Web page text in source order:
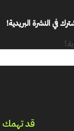
في النشرة البريدية!
قد تهمك